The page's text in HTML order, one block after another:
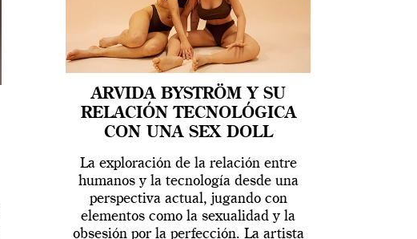
ARVIDA BYSTRÖM Y SU
RELACIÓN TECNOLÓGICA
CON UNA SEX DOLL
La exploración de la relación entre
humanos y la tecnología desde una
perspectiva actual, jugando con
elementos como la sexualidad y la
obsesión por la perfección. La artista